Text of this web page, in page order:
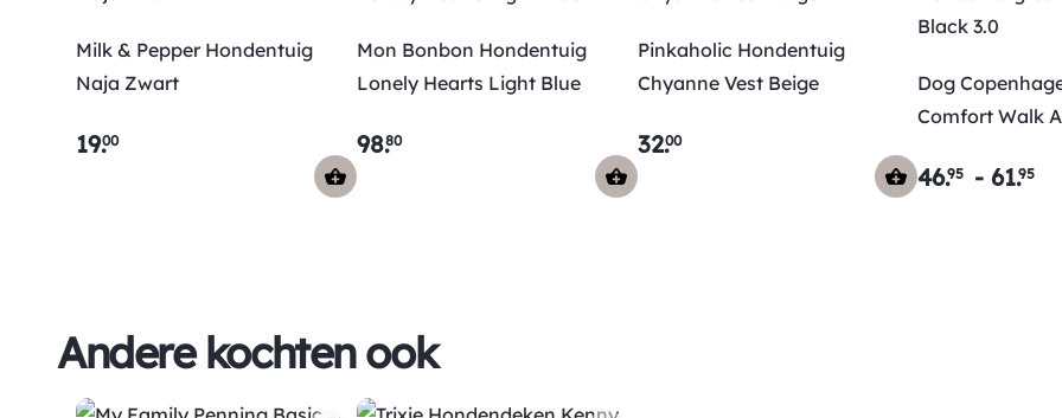
Milk & Pepper Hondentuig
Naja Zwart
19.00
Mon Bonbon Hondentuig
Lonely Hearts Light Blue
98.80
Pinkaholic Hondentuig
Chyanne Vest Beige
32.00
Dog
Comfort Walk
46.95 -61.95
Andere kochten ook